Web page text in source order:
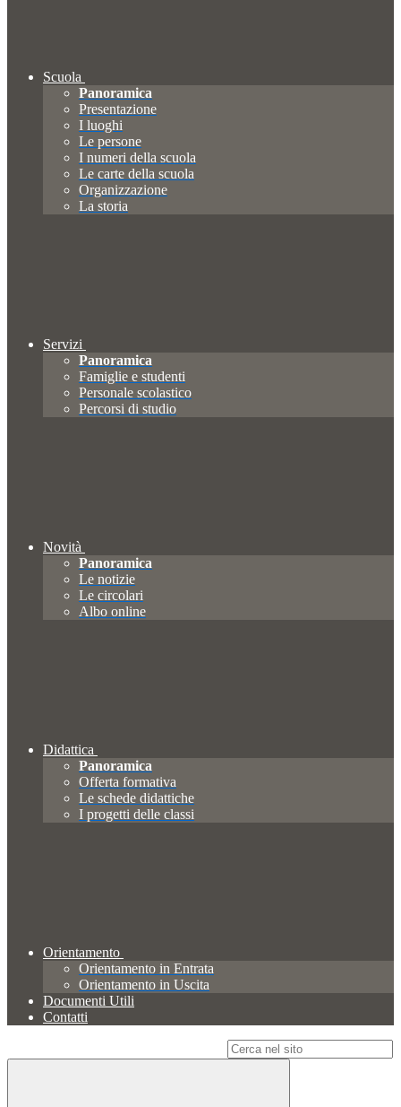
Scuola
Panoramica
Presentazione
I luoghi
Le persone
I numeri della scuola
Le carte della scuola
Organizzazione
La storia
Servizi
Panoramica
Famiglie e studenti
Personale scolastico
Percorsi di studio
Novità
Panoramica
Le notizie
Le circolari
Albo online
Didattica
Panoramica
Offerta formativa
Le schede didattiche
I progetti delle classi
Orientamento
Orientamento in Entrata
Orientamento in Uscita
Documenti Utili
Contatti